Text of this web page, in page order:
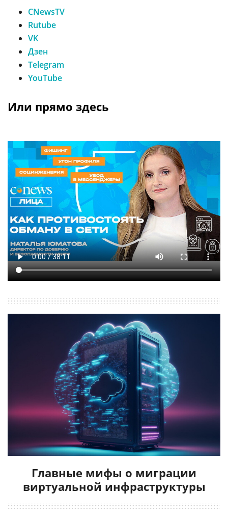
CNewsTV
Rutube
VK
Дзен
Тelegram
YouTube
Или прямо здесь
Главные мифы о миграции
виртуальной инфраструктуры